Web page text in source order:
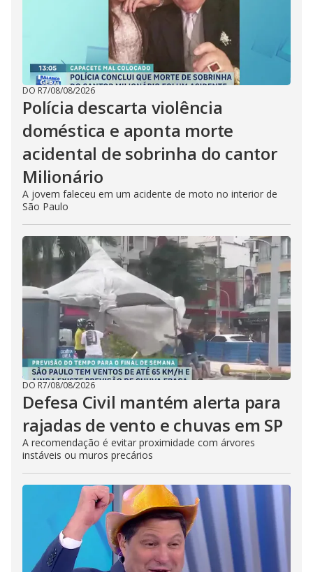
DO R7/08/08/2026
Polícia descarta violência
doméstica e aponta morte
acidental de sobrinha do cantor
Milionário
A jovem faleceu em um acidente de moto no interior de
São Paulo
DO R7/08/08/2026
Defesa Civil mantém alerta para
rajadas de vento e chuvas em SP
A recomendação é evitar proximidade com árvores
instáveis ou muros precários